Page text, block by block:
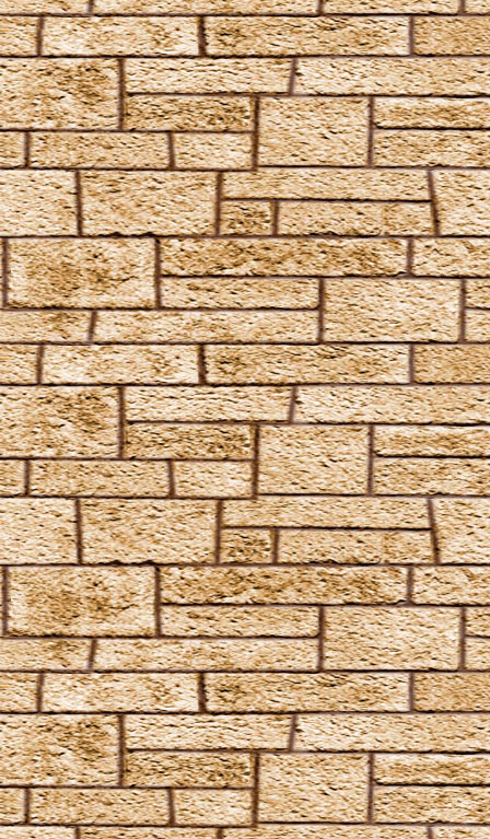
Ebublio
Emuvilus
Engorgio Skullus
Entomorphis
Everte Statum
Expellimellius
Expulso
Flagrante
Flederwichtfluch
Flipendo
Fracto Strata
Fulgari
Furnunculus
Glacius
Inanimatus
Konjunktivitis-Fluch
Lacarnum Inflamari
Langlock
Legilimens
Levicorpus
Locomotor Wibbly
Magicus Extremos
Melofors
Mimblewimble
Morsmordre
Mucus ad Nauseam
Mutatio Skullus
Obliviate
Obscuro
Oppugno
Orbis
Oscausi
Petrificus Totalus
Pfefferatem
Piertotum Locomotor
Prior Incantato
Priori Incantatem
Reductio
Reducto
Rictusempra
Schluck Schnecken
Sectumsempra
Serpensortia
Silencio
Stupor
Tarantallegra
Transmutations-Tortur
Ventus
Verdimillious
Wabbelbein-Fluch
Zunge-Fessel-Fluch